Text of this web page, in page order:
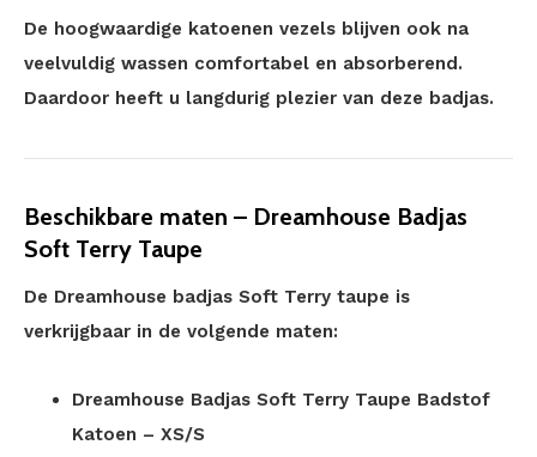
De hoogwaardige katoenen vezels blijven ook na
veelvuldig wassen comfortabel en absorberend.
Daardoor heeft u langdurig plezier van deze badjas.
Beschikbare maten – Dreamhouse Badjas
Soft Terry Taupe
De Dreamhouse badjas Soft Terry taupe is
verkrijgbaar in de volgende maten:
Dreamhouse Badjas Soft Terry Taupe Badstof
Katoen – XS/S